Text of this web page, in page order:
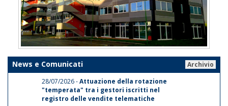
News e Comunicati
Archivio
28/07/2026 -Attuazione della rotazione
"temperata" tra i gestori iscritti nel
registro delle vendite telematiche